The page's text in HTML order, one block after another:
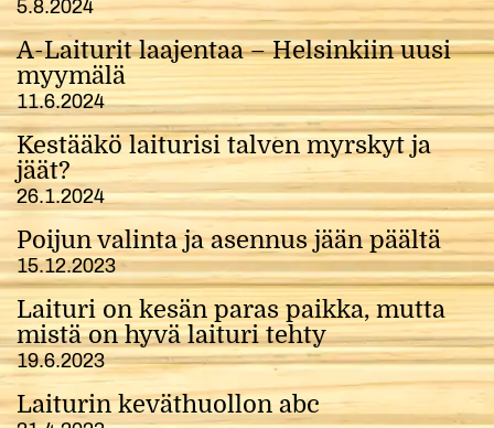
5.8.2024
A-Laiturit laajentaa – Helsinkiin uusi
myymälä
11.6.2024
Kestääkö laiturisi talven myrskyt ja
jäät?
26.1.2024
Poijun valinta ja asennus jään päältä
15.12.2023
Laituri on kesän paras paikka, mutta
mistä on hyvä laituri tehty
19.6.2023
Laiturin keväthuollon abc